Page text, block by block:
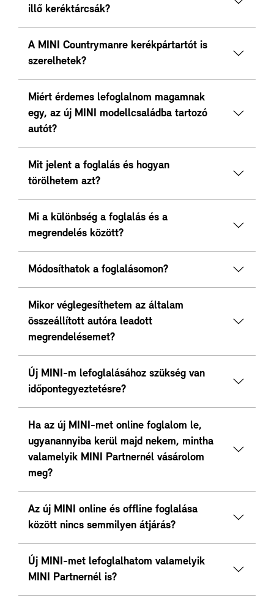
illő keréktárcsák?
A MINI Countrymanre kerékpártartót is
szerelhetek?
Miért érdemes lefoglalnom magamnak
egy, az új MINI modellcsaládba tartozó
autót?
Mit jelent a foglalás és hogyan
törölhetem azt?
Mi a különbség a foglalás és a
megrendelés között?
Módosíthatok a foglalásomon?
Mikor véglegesíthetem az általam
összeállított autóra leadott
megrendelésemet?
Új MINI-m lefoglalásához szükség van
időpontegyeztetésre?
Ha az új MINI-met online foglalom le,
ugyanannyiba kerül majd nekem, mintha
valamelyik MINI Partnernél vásárolom
meg?
Az új MINI online és offline foglalása
között nincs semmilyen átjárás?
Új MINI-met lefoglalhatom valamelyik
MINI Partnernél is?